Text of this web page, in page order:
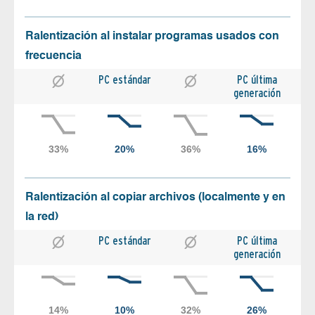
Ralentización al instalar programas usados con
frecuencia
PC estándar
PC última
generación
Ralentización al copiar archivos (localmente y en
la red)
PC estándar
PC última
generación